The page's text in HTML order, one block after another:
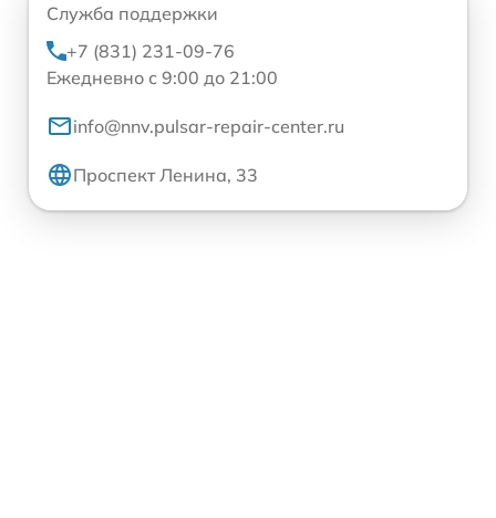
Служба поддержки
+7 (831) 231-09-76
Ежедневно с 9:00 до 21:00
info@nnv.pulsar-repair-center.ru
Проспект Ленина, 33